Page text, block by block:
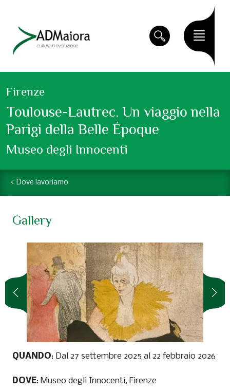
Firenze
Toulouse-Lautrec. Un viaggio nella
Parigi della Belle Époque
Museo degli Innocenti
Dove lavoriamo
Gallery
QUANDO: Dal 27 settembre 2025 al 22 febbraio 2026
DOVE: Museo degli Innocenti, Firenze